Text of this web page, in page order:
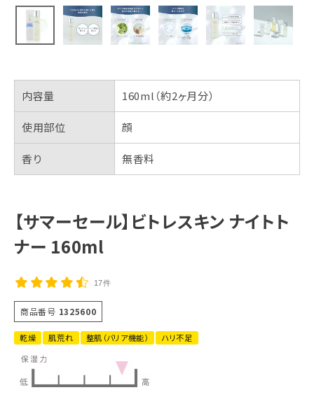
内容量 160ml（約2ヶ月分）
使用部位 顔
香り 無香料
【サマーセール】ビトレスキン ナイトト
ナー 160ml
17件
商品番号 1325600
乾燥 肌荒れ 整肌（バリア機能） ハリ不足